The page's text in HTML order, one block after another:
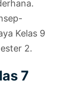
Kelas 9
2.
7